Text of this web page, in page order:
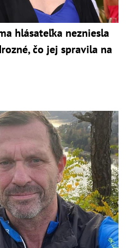
hlásateľka nezniesla
čo jej spravila na